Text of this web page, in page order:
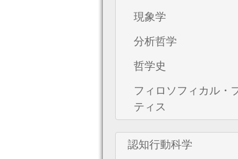
現象学
分析哲学
哲学史
フィロソフィカル・
ティス
認知行動科学